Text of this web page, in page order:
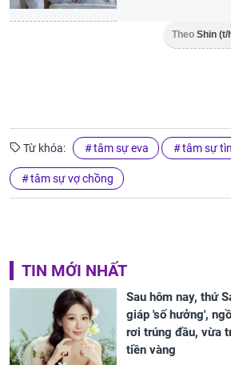
Theo Shin (t/
Từ khóa: tâm sự eva tâm sự
tâm sự vợ chồng
TIN MỚI NHẤT
Sau hôm nay, thứ
giáp 'số hưởng',
rơi trúng đầu, vừa
tiền vàng